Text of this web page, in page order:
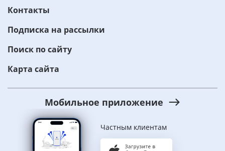
Контакты
Подписка на рассылки
Поиск по сайту
Карта сайта
Мобильное приложение
Частным клиентам